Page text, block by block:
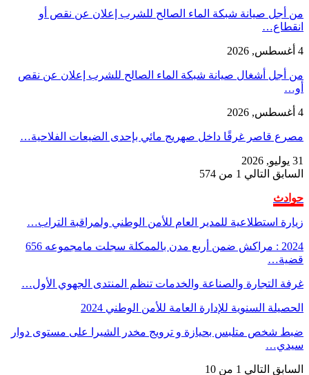
من أجل صيانة شبكة الماء الصالح للشرب إعلان عن نقص أو
انقطاع…
4 أغسطس, 2026
من أجل أشغال صيانة شبكة الماء الصالح للشرب إعلان عن نقص
أو…
4 أغسطس, 2026
مصرع قاصر غرقًا داخل صهريج مائي بإحدى الضيعات الفلاحية…
31 يوليو, 2026
السابق التالي 1 من 574
حوادث
زيارة استطلاعية للمدير العام للأمن الوطني ولمراقبة التراب…
2024 : مراكش ضمن أربع مدن بالممكلة سجلت مامجموعه 656
قضية…
غرفة التجارة والصناعة والخدمات تنظم المنتدى الجهوي الأول…
الحصيلة السنوية للإدارة العامة للأمن الوطني 2024
ضبط شخص متلبس بحيازة و ترويج مخدر الشيرا على مستوى دوار
سيدي…
السابق التالي 1 من 10